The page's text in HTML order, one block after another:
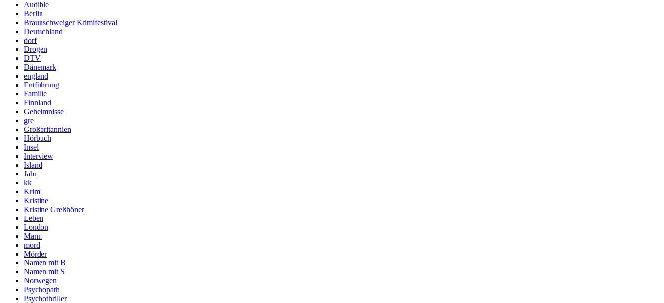
Audible
Berlin
Braunschweiger Krimifestival
Deutschland
dorf
Drogen
DTV
Dänemark
england
Entführung
Familie
Finnland
Geheimnisse
gre
Großbritannien
Hörbuch
Insel
Interview
Island
Jahr
kk
Krimi
Kristine
Kristine Greßhöner
Leben
London
Mann
mord
Mörder
Namen mit B
Namen mit S
Norwegen
Psychopath
Psychothriller